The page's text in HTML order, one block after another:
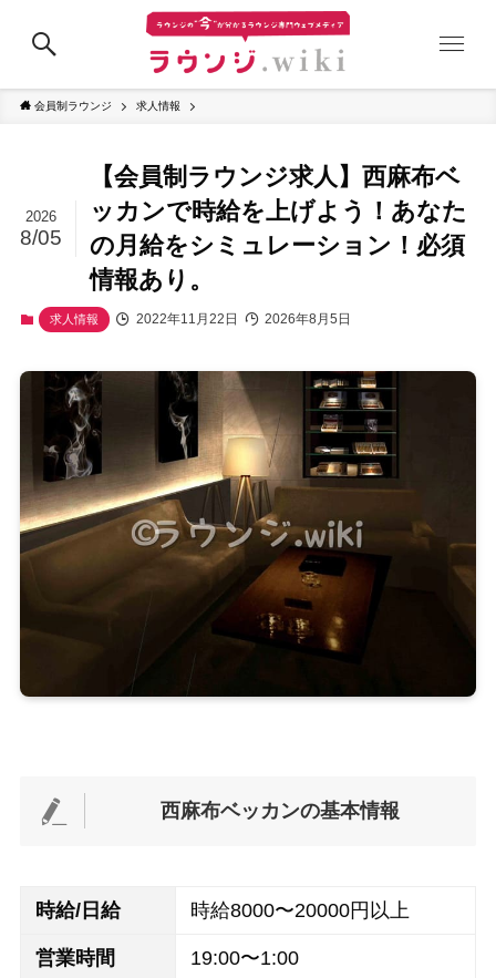
会員制ラウンジ 求人情報
【会員制ラウンジ求人】西麻布ベ
ッカンで時給を上げよう！あなた
の月給をシミュレーション！必須
情報あり。
2026
8/05
求人情報 2022年11月22日 2026年8月5日
西麻布ベッカンの基本情報
時給/日給 時給8000〜20000円以上
営業時間 19:00〜1:00